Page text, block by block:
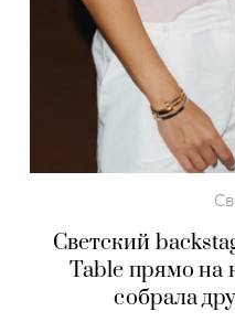
Светский
Table прямо на
собрала